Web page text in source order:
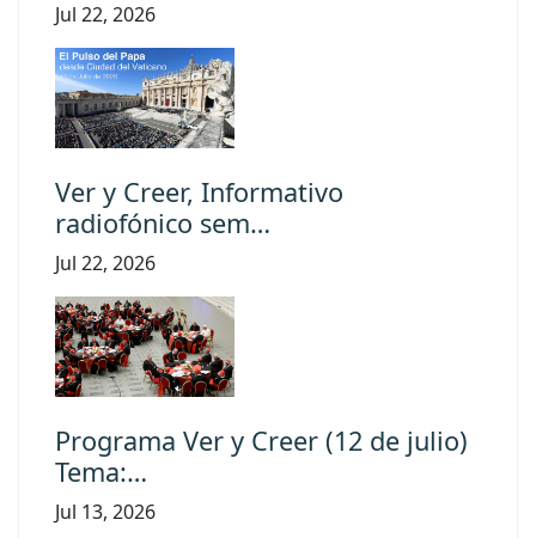
Jul 22, 2026
Ver y Creer, Informativo
radiofónico sem…
Jul 22, 2026
Programa Ver y Creer (12 de julio)
Tema:…
Jul 13, 2026